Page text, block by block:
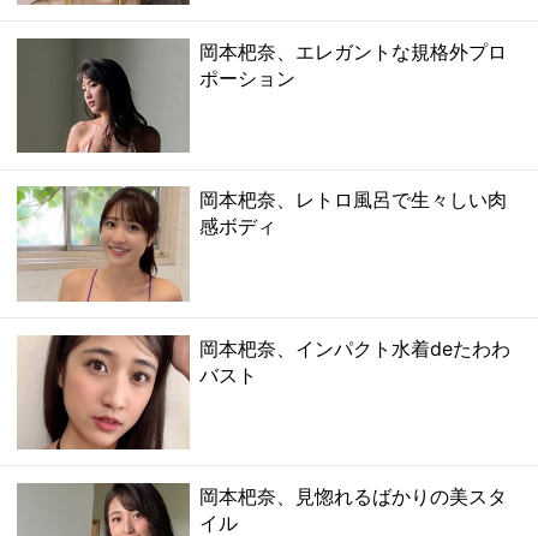
岡本杷奈、エレガントな規格外プロ
ポーション
岡本杷奈、レトロ風呂で生々しい肉
感ボディ
岡本杷奈、インパクト水着deたわわ
バスト
岡本杷奈、見惚れるばかりの美スタ
イル